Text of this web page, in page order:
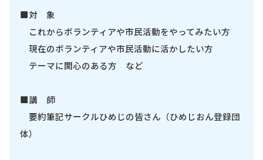
■対 象
これからボランティアや市民活動をやってみたい方
現在のボランティアや市民活動に活かしたい方
テーマに関心のある方 など
■講 師
要約筆記サークルひめじの皆さん（ひめじおん登録団
体）